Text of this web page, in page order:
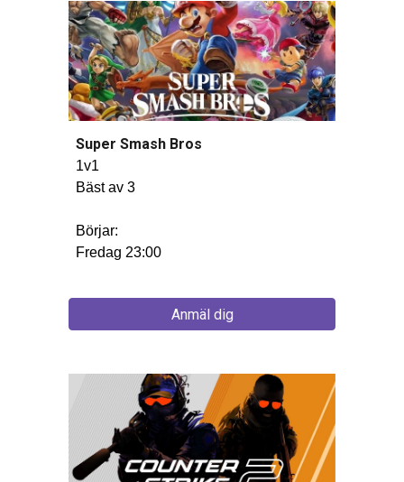
Super Smash Bros
1v1
Bäst av 3
Börjar:
Fredag 23:00
Anmäl dig